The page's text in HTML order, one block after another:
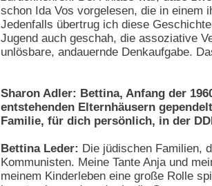
schon Ida Vos vorgelesen, die in einem
Jedenfalls übertrug ich diese
Jugend auch geschah, die assoziative
unlösbare, andauernde Denkaufgabe.
Sharon Adler: Bettina, Anfang der
entstehenden Elternhäusern
Familie, für dich persönlich, in der
Bettina Leder: Die jüdischen Familien,
Kommunisten. Meine Tante Anja und
meinem Kinderleben eine große Rolle